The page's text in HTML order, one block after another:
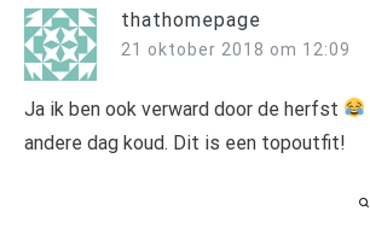
thathomepage
21 oktober 2018 om 12:09
Ja ik ben ook verward door de herfst
andere dag koud. Dit is een topoutfit!